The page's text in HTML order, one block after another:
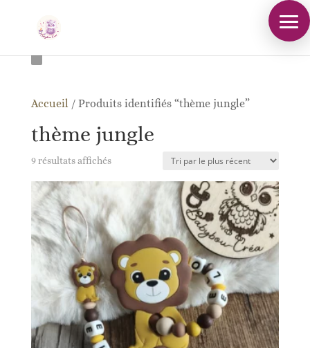
Accueil / Produits identifiés “thème jungle”
thème jungle
9 résultats affichésTrié
récent
au
plus
ancien